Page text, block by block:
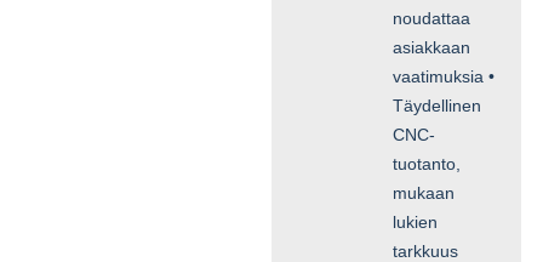
noudattaa
asiakkaan
vaatimuksia •
Täydellinen
CNC-
tuotanto,
mukaan
lukien
tarkkuus